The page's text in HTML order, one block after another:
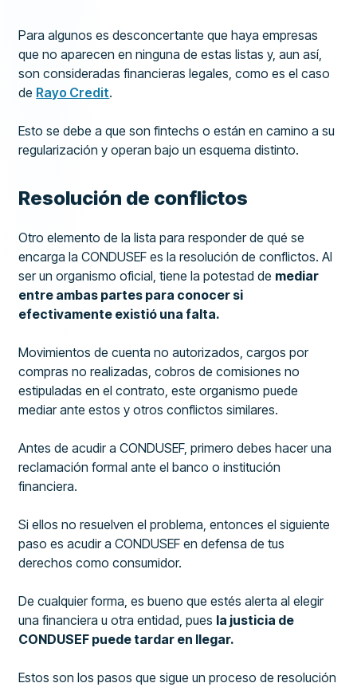
Para algunos es desconcertante que haya empresas
que no aparecen en ninguna de estas listas y, aun así,
son consideradas financieras legales, como es el caso
de Rayo Credit.
Esto se debe a que son fintechs o están en camino a su
regularización y operan bajo un esquema distinto.
Resolución de conflictos
Otro elemento de la lista para responder de qué se
encarga la CONDUSEF es la resolución de conflictos. Al
ser un organismo oficial, tiene la potestad de mediar
entre ambas partes para conocer si
efectivamente existió una falta.
Movimientos de cuenta no autorizados, cargos por
compras no realizadas, cobros de comisiones no
estipuladas en el contrato, este organismo puede
mediar ante estos y otros conflictos similares.
Antes de acudir a CONDUSEF, primero debes hacer una
reclamación formal ante el banco o institución
financiera.
Si ellos no resuelven el problema, entonces el siguiente
paso es acudir a CONDUSEF en defensa de tus
derechos como consumidor.
De cualquier forma, es bueno que estés alerta al elegir
una financiera u otra entidad, pues la justicia de
CONDUSEF puede tardar en llegar.
Estos son los pasos que sigue un proceso de resolución